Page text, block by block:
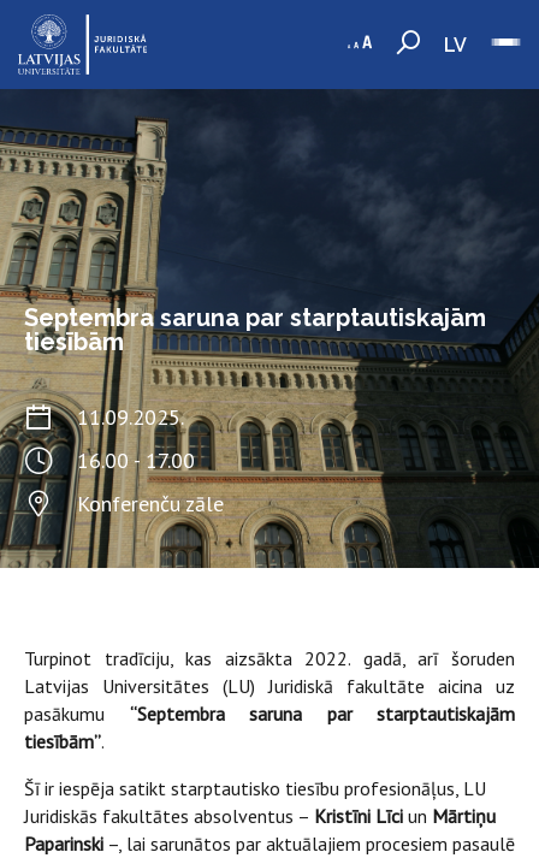
LV
Septembra saruna par starptautiskajām
tiesībām
11.09.2025.
16.00 - 17.00
Konferenču zāle
Turpinot tradīciju, kas aizsākta 2022. gadā, arī šoruden
Latvijas Universitātes (LU) Juridiskā fakultāte aicina uz
pasākumu “Septembra saruna par starptautiskajām
tiesībām”.
Šī ir iespēja satikt starptautisko tiesību profesionāļus, LU
Juridiskās fakultātes absolventus – Kristīni Līci un Mārtiņu
Paparinski –, lai sarunātos par aktuālajiem procesiem pasaulē